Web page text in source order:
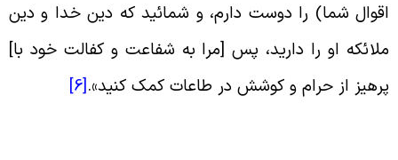
شما) را دوست دارم، و شمائید که دین خدا و دین
او را دارید، پس [مرا به شفاعت و کفالت خود با]
از حرام و کوشش در طاعات کمک کنید».
[6]